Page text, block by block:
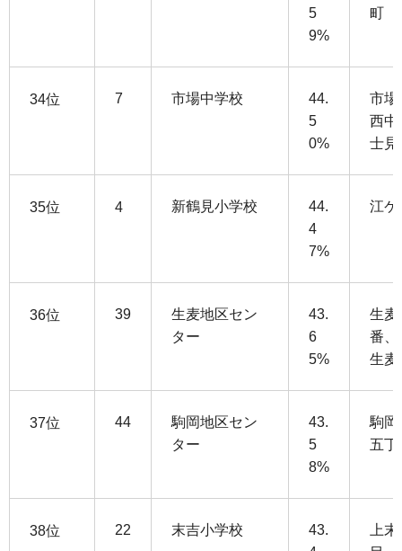
5
9%
町
34位 7 市場中学校
44.
5
0%
市場
西中
士見
35位 4 新鶴見小学校
44.
4
7%
江ケ
36位 39
生麦地区セン
ター
43.
6
5%
生麦
番、
生麦
37位 44
駒岡地区セン
ター
43.
5
8%
駒岡
五丁
38位 22 末吉小学校
43.
上